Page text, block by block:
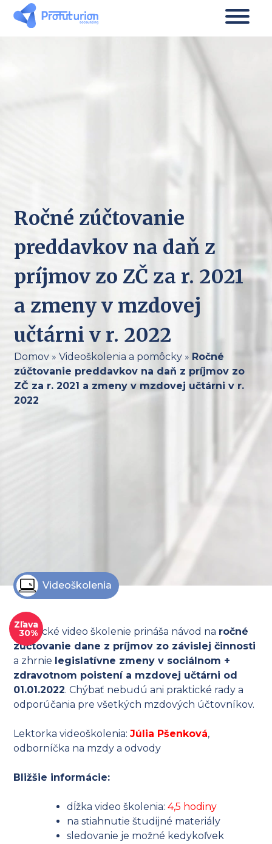
Ročné zúčtovanie
preddavkov na daň z
príjmov zo ZČ za r. 2021
a zmeny v mzdovej
učtárni v r. 2022
Domov» Videoškolenia a pomôcky» Ročné
zúčtovanie preddavkov na daň z príjmov zo
ZČ za r. 2021 a zmeny v mzdovej učtárni v r.
2022
Videoškolenia
Zľava
30%
Praktické video školenie prináša návod na ročné
zúčtovanie dane z príjmov zo závislej činnosti
a zhrnie legislatívne zmeny v sociálnom +
zdravotnom poistení a mzdovej učtárni od
01.01.2022. Chýbať nebudú ani praktické rady a
odporúčania pre všetkých mzdových účtovníkov.
Lektorka videoškolenia:Júlia Pšenková,
odborníčka na mzdy a odvody
Bližšie informácie:
dĺžka video školenia: 4,5 hodiny
na stiahnutie študijné materiály
sledovanie je možné kedykoľvek